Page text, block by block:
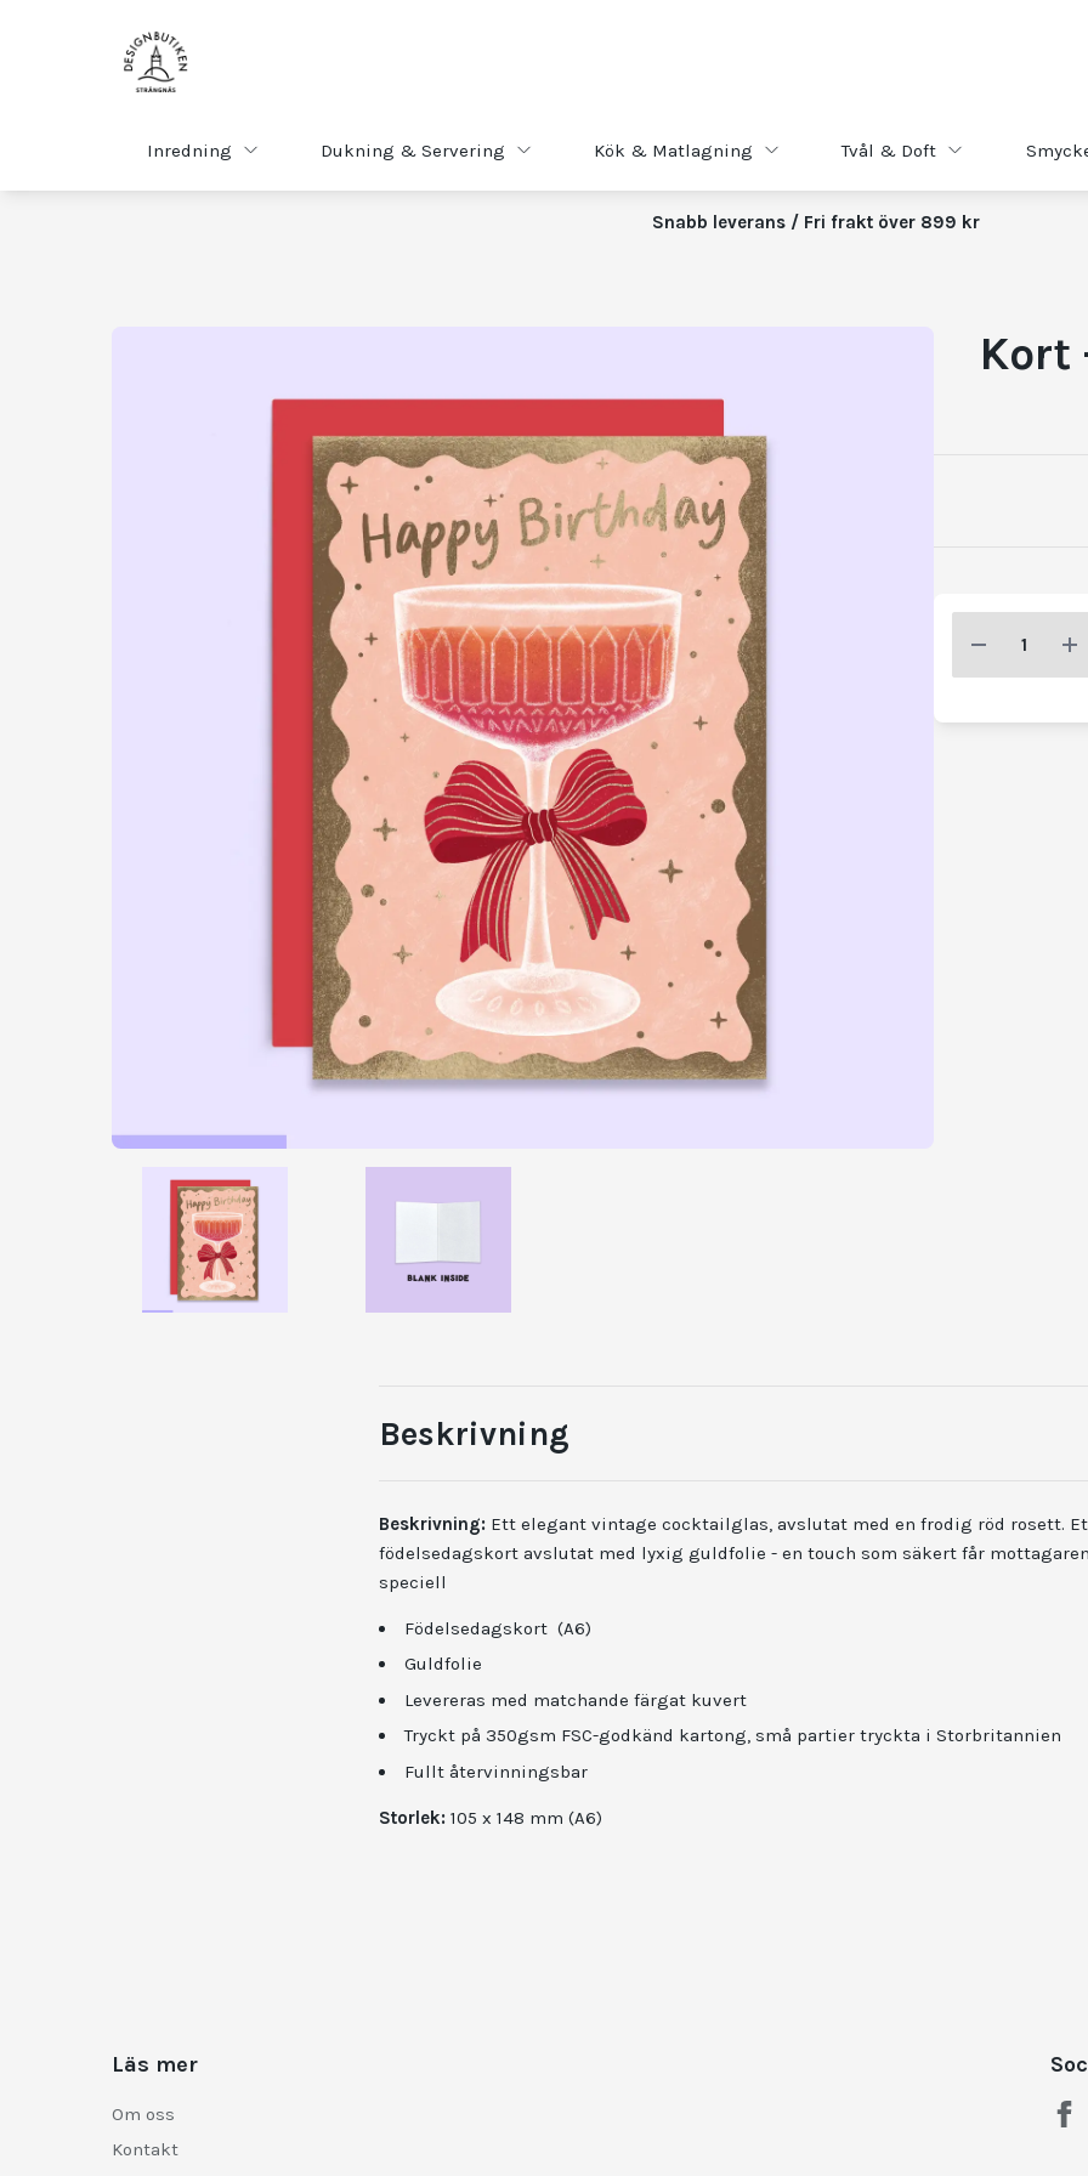
Inredning Dukning & Servering Kök & Matlagning Tvål & Doft
Snabb leverans / Fri frakt över 899 kr
Kort
Beskrivning
Beskrivning: Ett elegant vintage cocktailglas, avslutat med en frodig röd rosett.
födelsedagskort avslutat med lyxig guldfolie - en touch som säkert får
speciell
Födelsedagskort (A6)
Guldfolie
Levereras med matchande färgat kuvert
Tryckt på 350gsm FSC-godkänd kartong, små partier tryckta i Storbritannien
Fullt återvinningsbar
Storlek: 105 x 148 mm (A6)
Läs mer
Om oss
Kontakt